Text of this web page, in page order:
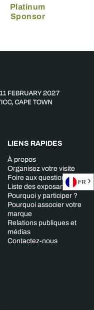
Platinum
Sponsor
LIENS RAPIDES
À propos
Organisez votre visite
Foire aux questions
Liste des exposants
Pourquoi y participer ?
Pourquoi associer votre
marque
Relations publiques et
médias
Contactez-nous
FR